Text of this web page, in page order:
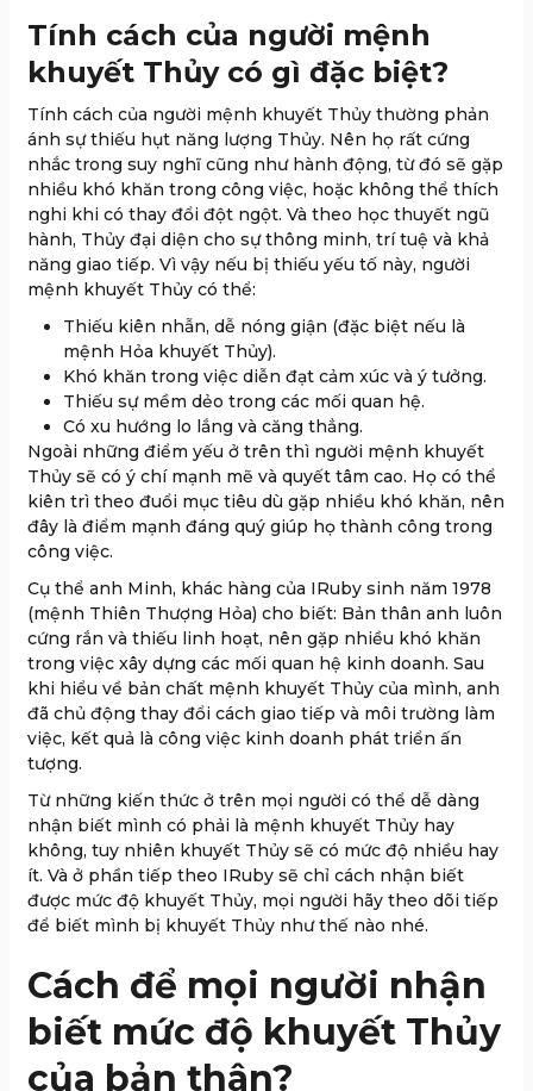
Tính cách của người mệnh
khuyết Thủy có gì đặc biệt?
Tính cách của người mệnh khuyết Thủy thường phản
ánh sự thiếu hụt năng lượng Thủy. Nên họ rất cứng
nhắc trong suy nghĩ cũng như hành động, từ đó sẽ gặp
nhiều khó khăn trong công việc, hoặc không thể thích
nghi khi có thay đổi đột ngột. Và theo học thuyết ngũ
hành, Thủy đại diện cho sự thông minh, trí tuệ và khả
năng giao tiếp. Vì vậy nếu bị thiếu yếu tố này, người
mệnh khuyết Thủy có thể:
Thiếu kiên nhẫn, dễ nóng giận (đặc biệt nếu là
mệnh Hỏa khuyết Thủy).
Khó khăn trong việc diễn đạt cảm xúc và ý tưởng.
Thiếu sự mềm dẻo trong các mối quan hệ.
Có xu hướng lo lắng và căng thẳng.
Ngoài những điểm yếu ở trên thì người mệnh khuyết
Thủy sẽ có ý chí mạnh mẽ và quyết tâm cao. Họ có thể
kiên trì theo đuổi mục tiêu dù gặp nhiều khó khăn, nên
đây là điểm mạnh đáng quý giúp họ thành công trong
công việc.
Cụ thể anh Minh, khác hàng của IRuby sinh năm 1978
(mệnh Thiên Thượng Hỏa) cho biết: Bản thân anh luôn
cứng rắn và thiếu linh hoạt, nên gặp nhiều khó khăn
trong việc xây dựng các mối quan hệ kinh doanh. Sau
khi hiểu về bản chất mệnh khuyết Thủy của mình, anh
đã chủ động thay đổi cách giao tiếp và môi trường làm
việc, kết quả là công việc kinh doanh phát triển ấn
tượng.
Từ những kiến thức ở trên mọi người có thể dễ dàng
nhận biết mình có phải là mệnh khuyết Thủy hay
không, tuy nhiên khuyết Thủy sẽ có mức độ nhiều hay
ít. Và ở phần tiếp theo IRuby sẽ chỉ cách nhận biết
được mức độ khuyết Thủy, mọi người hãy theo dõi tiếp
để biết mình bị khuyết Thủy như thế nào nhé.
Cách để mọi người nhận
biết mức độ khuyết Thủy
của bản thân?